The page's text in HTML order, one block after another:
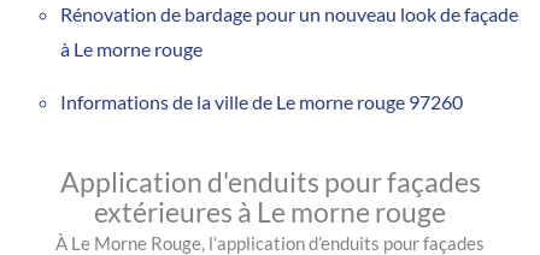
Rénovation de bardage pour un nouveau look de façade
à Le morne rouge
Informations de la ville de Le morne rouge 97260
Application d'enduits pour façades
extérieures à Le morne rouge
À Le Morne Rouge, l’application d’enduits pour façades